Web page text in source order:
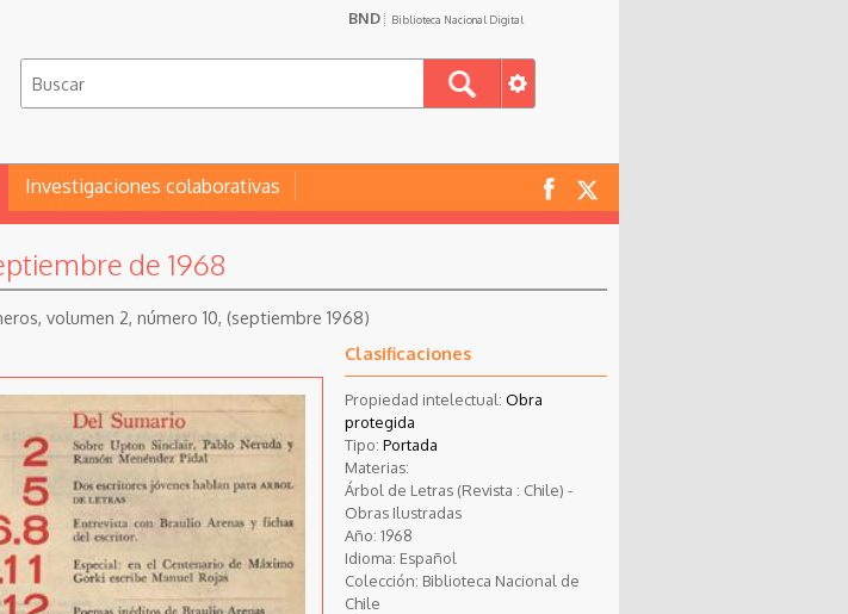
BND Biblioteca Nacional Digital
Investigaciones colaborativas
de 1968
volumen 2, número 10, (septiembre 1968)
Clasificaciones
Propiedad intelectual: Obra
protegida
Tipo: Portada
Materias:
Árbol de Letras (Revista : Chile) -
Obras Ilustradas
Año: 1968
Idioma: Español
Colección: Biblioteca Nacional de
Chile